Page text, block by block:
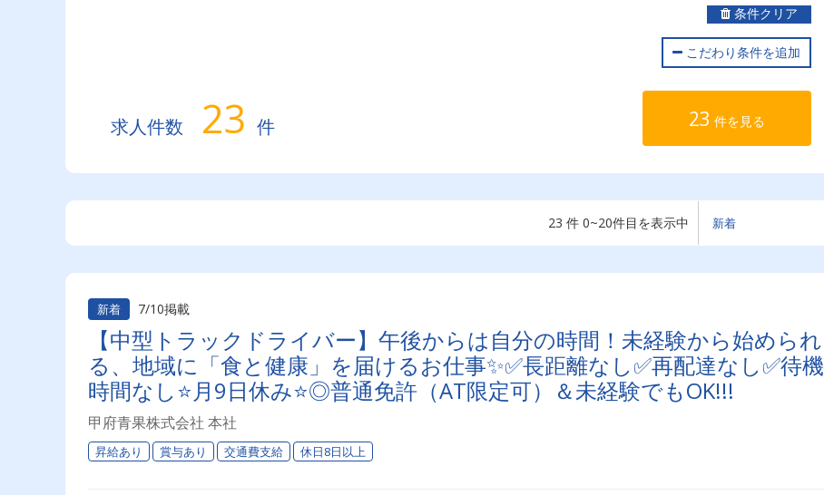
条件クリア
こだわり条件を追加
求人件数 23 件 23 件を見る
23 件 0~20件目を表示中
新着 7/10掲載
【中型トラックドライバー】午後からは自分の時間！未経験から始められ
る、地域に「食と健康」を届けるお仕事✨✅長距離なし✅再配達なし✅待機
時間なし⭐月9日休み⭐◎普通免許（AT限定可）＆未経験でもOK!!!
甲府青果株式会社 本社
昇給あり 賞与あり 交通費支給 休日8日以上